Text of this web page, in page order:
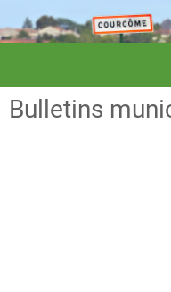
Bulletins